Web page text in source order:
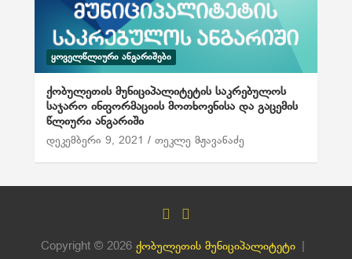
ᲧᲝᲕᲔᲚᲬᲚᲘᲣᲠᲘ ᲐᲜᲒᲐᲠᲘᲨᲔᲑᲘ
ქობულეთის მუნიციპალიტეტის საკრებულოს
საჯარო ინფორმაციის მოთხოვნისა და გაცემის
წლიური ანგარიში
დეკემბერი 9, 2021 თეკლე მჟავანაძე
Copyright © 2026 ქობულეთის მუნიციპალიტეტი